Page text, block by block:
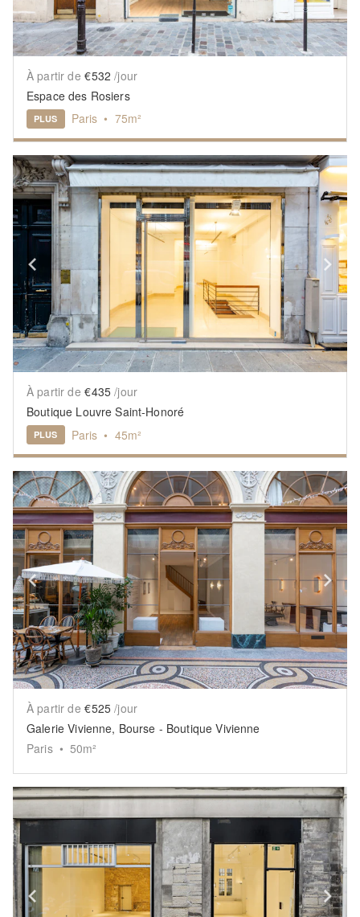
À partir de €532 /jour
Espace des Rosiers
PLUS Paris • 75m²
Show previous slide
À partir de €435 /jour
Boutique Louvre Saint-Honoré
PLUS Paris • 45m²
Show previous slide
À partir de €525 /jour
Galerie Vivienne, Bourse - Boutique Vivienne
Paris • 50m²
Show previous slide